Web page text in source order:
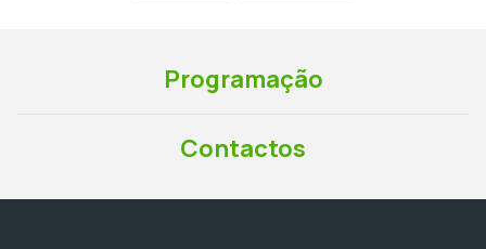
Programação
Contactos